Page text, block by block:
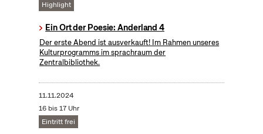
Highlight
Ein Ort der Poesie: Anderland 4
Der erste Abend ist ausverkauft! Im Rahmen unseres
Kulturprogramms im sprachraum der
Zentralbibliothek.
11.11.2024
16 bis 17 Uhr
Eintritt frei